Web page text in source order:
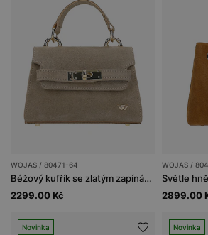
WOJAS / 80471-64
Béžový kufřík se zlatým zapínáním
2299.00 Kč
WOJAS /
2899.00
Novinka Novinka